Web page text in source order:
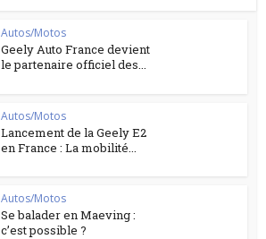
Autos/Motos
Geely Auto France devient
le partenaire officiel des...
Autos/Motos
Lancement de la Geely E2
en France : La mobilité...
Autos/Motos
Se balader en Maeving :
c’est possible ?